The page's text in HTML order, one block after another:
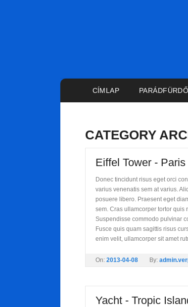
Main menu
CÍMLAP PARÁDFÜRDŐ
CATEGORY
Eiffel Tower - Paris
Donec tincidunt risus eget orci
varius venenatis sem at varius.
posuere libero. Praesent eget
sem. Cras ullamcorper tortor quis
Suspendisse commodo pulvinar
Fusce quis quam sagittis risus
enim velit, ullamcorper sit amet
On: 2013-04-08 By:
Yacht - Tropic